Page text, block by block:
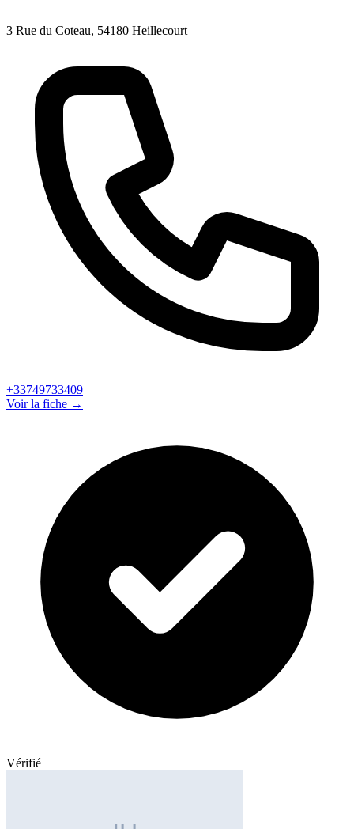
3 Rue du Coteau, 54180 Heillecourt
+33749733409
Voir la fiche →
Vérifié